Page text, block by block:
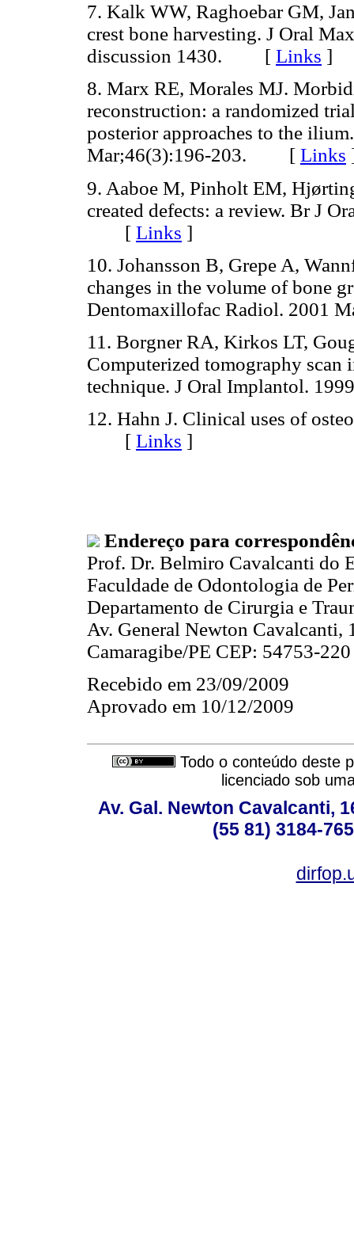
7. Kalk WW, Raghoebar GM,
crest bone harvesting. J Oral
discussion 1430. [ Links ]
8. Marx RE, Morales MJ.
reconstruction: a randomized
posterior approaches to the
Mar;46(3):196-203. [ Links
9. Aaboe M, Pinholt EM,
created defects: a review. Br J
[ Links ]
10. Johansson B, Grepe A,
changes in the volume of bone
Dentomaxillofac Radiol.
11. Borgner RA, Kirkos LT,
Computerized tomography scan
technique. J Oral Implantol.
12. Hahn J. Clinical uses of
[ Links ]
Endereço para
Prof. Dr. Belmiro Cavalcanti do
Faculdade de Odontologia de
Departamento de Cirurgia e
Av. General Newton Cavalcanti,
Camaragibe/PE CEP: 54753-
Recebido em 23/09/2009
Aprovado em 10/12/2009
Todo o conteúdo deste
licenciado sob
Av. Gal. Newton Cavalcanti,
(55 81) 3184-